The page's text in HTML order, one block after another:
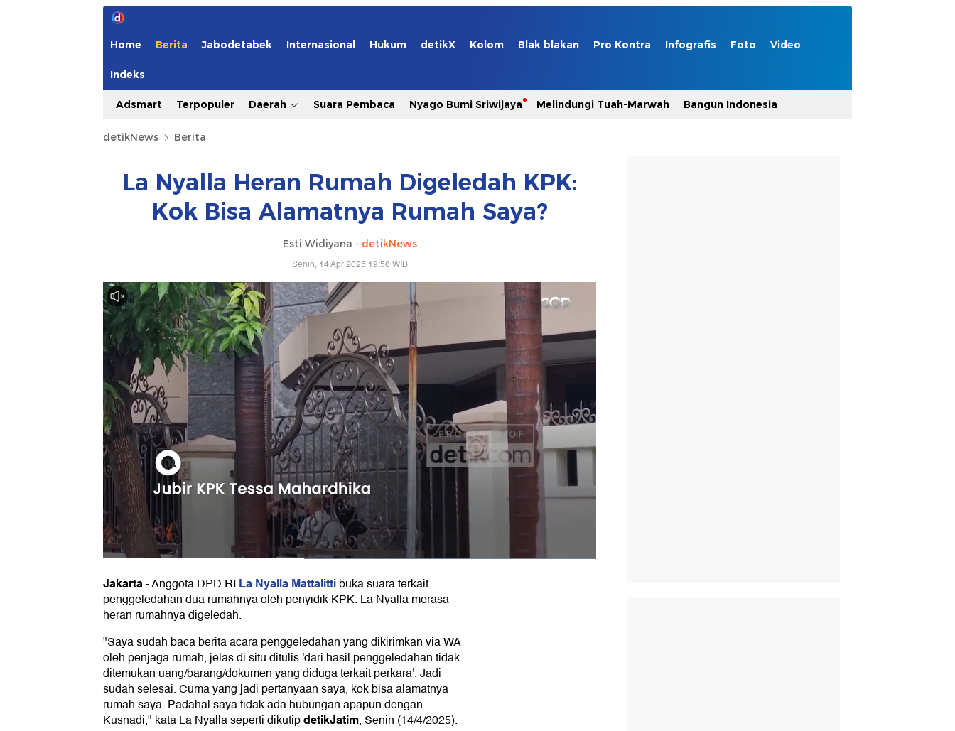
Home Berita Jabodetabek Internasional Hukum detikX Kolom Blak blakan Pro Kontra Infografis Foto Video
Indeks
Adsmart Terpopuler Daerah Suara Pembaca Nyago Bumi Sriwijaya Melindungi Tuah-Marwah Bangun Indonesia
detikNews Berita
La Nyalla Heran Rumah Digeledah KPK:
Kok Bisa Alamatnya Rumah Saya?
Esti Widiyana - detikNews
Senin, 14 Apr 2025 19:58 WIB
Jakarta-Anggota DPD RILa Nyalla Mattalittibuka suara terkait
penggeledahan dua rumahnya oleh penyidik KPK. La Nyalla merasa
heran rumahnya digeledah.
"Saya sudah baca berita acara penggeledahan yang dikirimkan via WA
oleh penjaga rumah, jelas di situ ditulis 'dari hasil penggeledahan tidak
ditemukan uang/barang/dokumen yang diduga terkait perkara'. Jadi
sudah selesai. Cuma yang jadi pertanyaan saya, kok bisa alamatnya
rumah saya. Padahal saya tidak ada hubungan apapun dengan
Kusnadi," kata La Nyalla seperti dikutipdetikJatim, Senin (14/4/2025).